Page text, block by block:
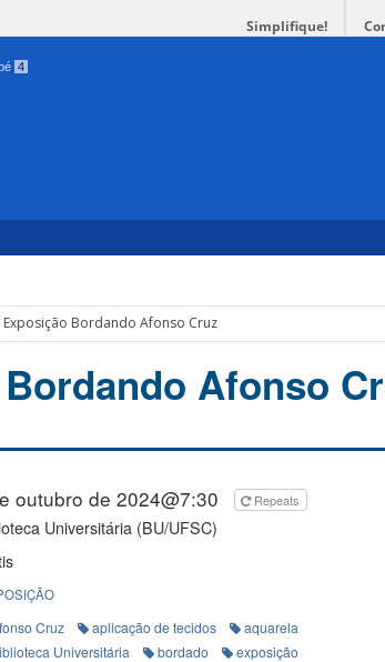
Simplifique!
4
Exposição Bordando Afonso Cruz
Afonso
outubro de 2024@7:30 Repeats
Universitária (BU/UFSC)
Cruz aplicação de tecidos
aquarela
Universitária
bordado
exposição